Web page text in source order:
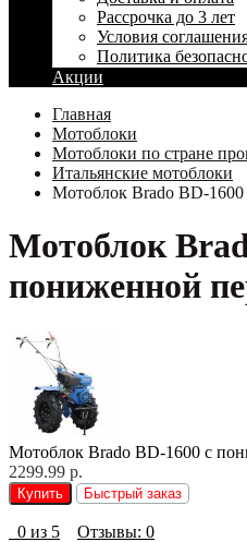
Рассрочка до 3 лет
Условия
Политика
Акции
Главная
Мотоблоки
Мотоблоки по стране
Итальянские мотоблоки
Мотоблок Brado BD-
Мотоблок
пониженной
Мотоблок Brado BD-1600 с
2299.99 р.
Купить Быстрый заказ
0 из 5
Отзывы: 0